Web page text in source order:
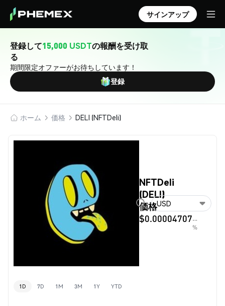
サインアップ
登録して15,000 USDTの報酬を受け取
る
期間限定オファーがお待ちしています！
登録
ホーム 価格 DELI (NFTDeli)
NFTDeli
(DELI)
価格
$0.00004707--
%
USD
1D 7D 1M 3M 1Y YTD